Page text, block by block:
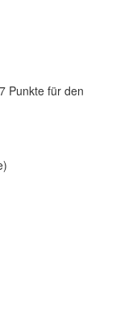
Punkte für den